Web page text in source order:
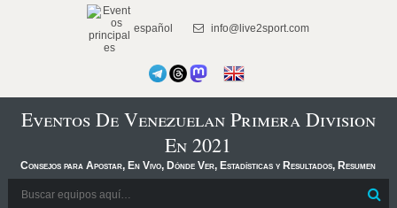
español info@live2sport.com
Eventos De Venezuelan Primera Division
En 2021
Consejos para Apostar, En Vivo, Dónde Ver, Estadísticas y Resultados, Resumen